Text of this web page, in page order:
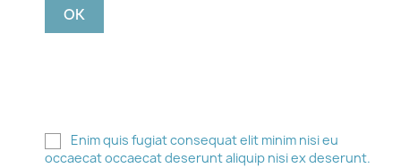
Enim quis fugiat consequat elit minim nisi eu
occaecat occaecat deserunt aliquip nisi ex deserunt.